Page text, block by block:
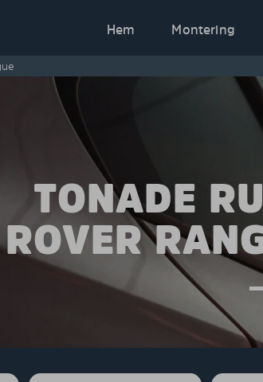
Hem
Montering
TONADE
ROVER